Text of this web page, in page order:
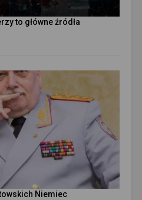
to główne źródła
Niemiec